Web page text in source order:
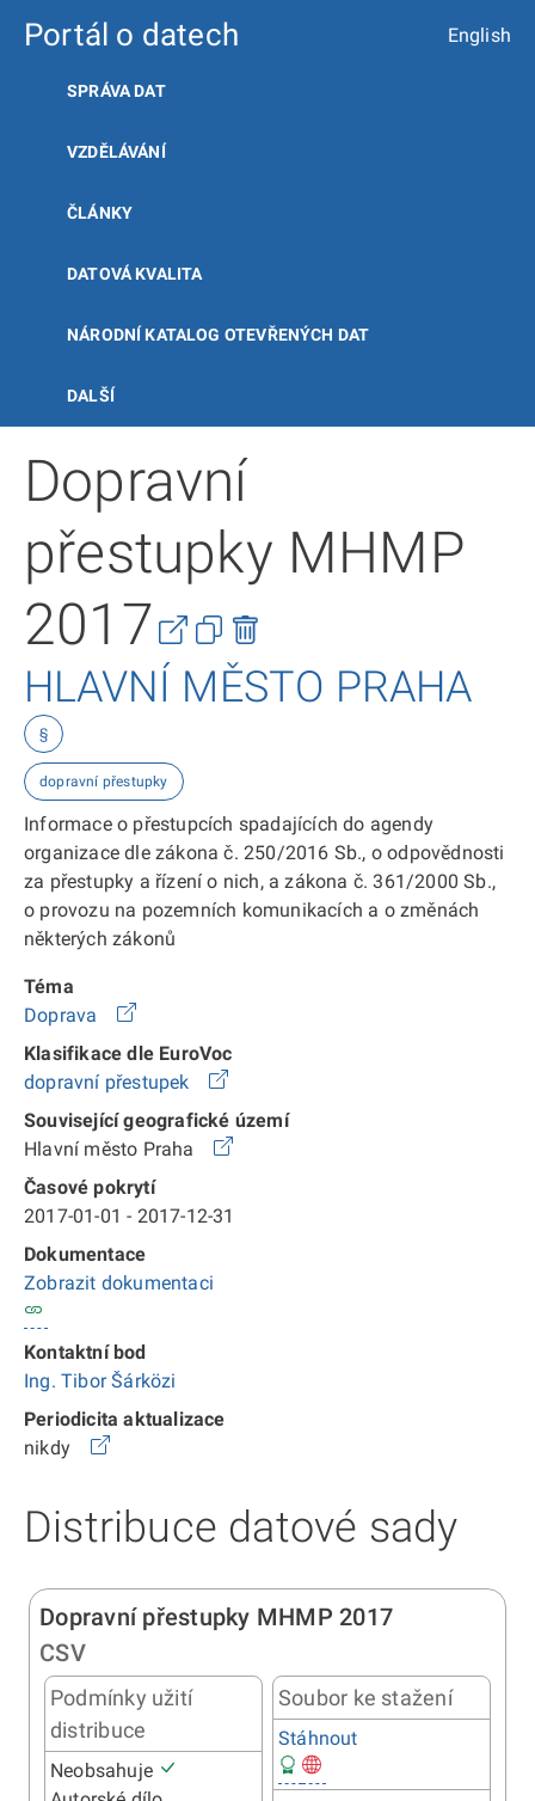
Portál o datech English
SPRÁVA DAT
VZDĚLÁVÁNÍ
ČLÁNKY
DATOVÁ KVALITA
NÁRODNÍ KATALOG OTEVŘENÝCH DAT
DALŠÍ
Dopravní
přestupky MHMP
2017
HLAVNÍ MĚSTO PRAHA
§
dopravní přestupky
Informace o přestupcích spadajících do agendy
organizace dle zákona č. 250/2016 Sb., o odpovědnosti
za přestupky a řízení o nich, a zákona č. 361/2000 Sb.,
o provozu na pozemních komunikacích a o změnách
některých zákonů
Téma
Doprava
Klasifikace dle EuroVoc
dopravní přestupek
Související geografické území
Hlavní město Praha
Časové pokrytí
2017-01-01 - 2017-12-31
Dokumentace
Zobrazit dokumentaci
Kontaktní bod
Ing. Tibor Šárközi
Periodicita aktualizace
nikdy
Distribuce datové sady
Dopravní přestupky MHMP 2017
CSV
Podmínky užití
distribuce
Neobsahuje
Soubor ke stažení
Stáhnout